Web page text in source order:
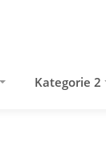
Kategorie 2